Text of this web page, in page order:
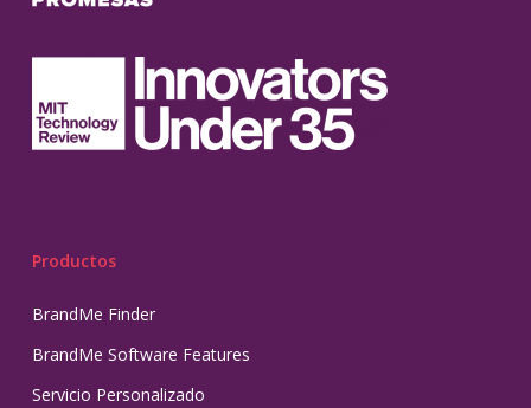
Productos
BrandMe Finder
BrandMe Software Features
Servicio Personalizado